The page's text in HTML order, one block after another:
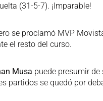
(31-5-7). ¡Imparable!
se proclamó MVP
el resto del curso.
Musa puede presumir
partidos se quedó por